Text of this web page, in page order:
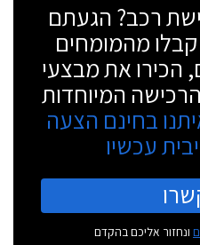
רכב? הגעתם
קבלו מהמומחים
הכירו את מבצעי
המיוחדות
בחינם הצעה
עכשיו
ונחזור אליכם בהקדם